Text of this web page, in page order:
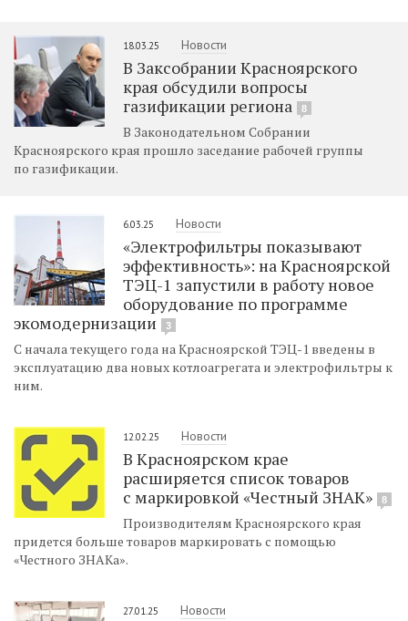
18.03.25 Новости
В Заксобрании Красноярского
края обсудили вопросы
газификации региона
8
В Законодательном Собрании
Красноярского края прошло заседание рабочей группы
по газификации.
6.03.25 Новости
«Электрофильтры показывают
эффективность»: на Красноярской
ТЭЦ-1 запустили в работу новое
оборудование по программе
экомодернизации
3
С начала текущего года на Красноярской ТЭЦ-1 введены в
эксплуатацию два новых котлоагрегата и электрофильтры к
ним.
12.02.25 Новости
В Красноярском крае
расширяется список товаров
с маркировкой «Честный ЗНАК»
8
Производителям Красноярского края
придется больше товаров маркировать с помощью
«Честного ЗНАКа».
27.01.25 Новости